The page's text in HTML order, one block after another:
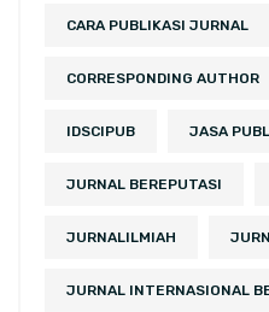
CARA PUBLIKASI JURNAL
CORRESPONDING AUTHOR
IDSCIPUB JASA
JURNAL BEREPUTASI
JURNALILMIAH
JURNAL INTERNASIONAL